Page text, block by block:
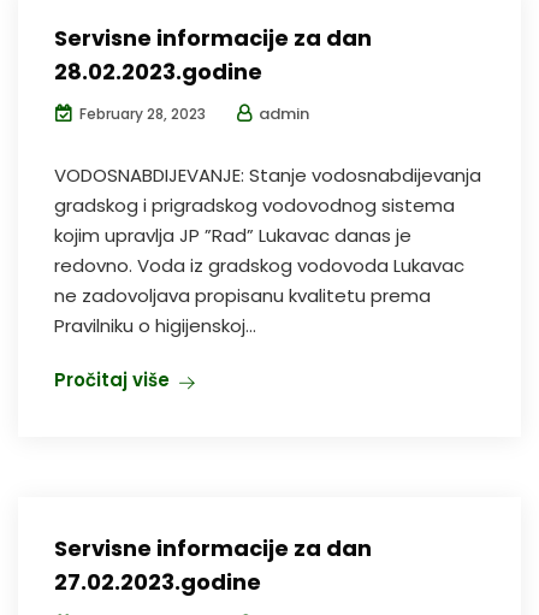
Servisne informacije za dan
28.02.2023.godine
February 28, 2023 admin
VODOSNABDIJEVANJE: Stanje vodosnabdijevanja
gradskog i prigradskog vodovodnog sistema
kojim upravlja JP ”Rad” Lukavac danas je
redovno. Voda iz gradskog vodovoda Lukavac
ne zadovoljava propisanu kvalitetu prema
Pravilniku o higijenskoj...
Pročitaj više
Servisne informacije za dan
27.02.2023.godine